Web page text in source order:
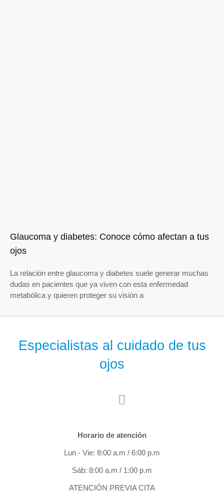
Glaucoma y diabetes: Conoce cómo afectan a tus
ojos
La relación entre glaucoma y diabetes suele generar muchas
dudas en pacientes que ya viven con esta enfermedad
metabólica y quieren proteger su visión a
Especialistas al cuidado de tus
ojos
Horario de atención
Lun - Vie: 8:00 a.m / 6:00 p.m
Sáb: 8:00 a.m / 1:00 p.m
ATENCIÓN PREVIA CITA